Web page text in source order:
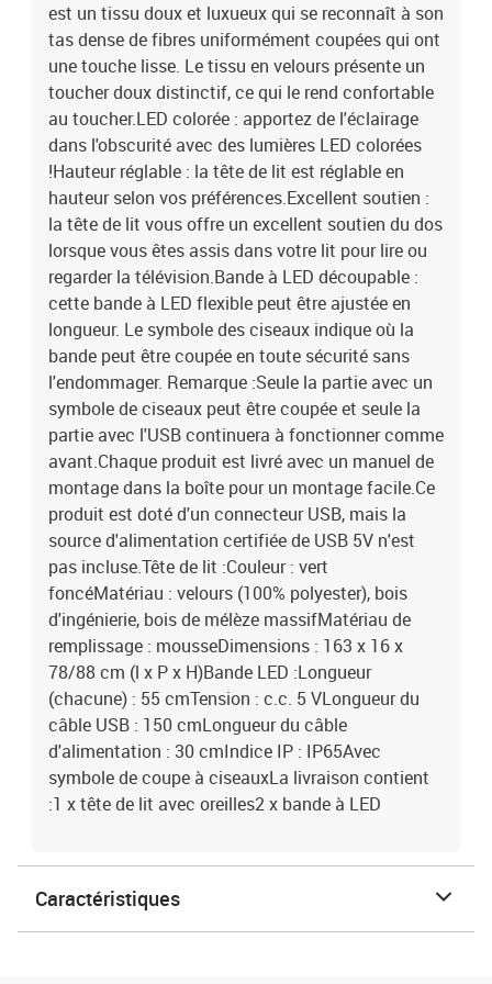
est un tissu doux et luxueux qui se reconnaît à son
tas dense de fibres uniformément coupées qui ont
une touche lisse. Le tissu en velours présente un
toucher doux distinctif, ce qui le rend confortable
au toucher.LED colorée : apportez de l'éclairage
dans l'obscurité avec des lumières LED colorées
!Hauteur réglable : la tête de lit est réglable en
hauteur selon vos préférences.Excellent soutien :
la tête de lit vous offre un excellent soutien du dos
lorsque vous êtes assis dans votre lit pour lire ou
regarder la télévision.Bande à LED découpable :
cette bande à LED flexible peut être ajustée en
longueur. Le symbole des ciseaux indique où la
bande peut être coupée en toute sécurité sans
l'endommager. Remarque :Seule la partie avec un
symbole de ciseaux peut être coupée et seule la
partie avec l'USB continuera à fonctionner comme
avant.Chaque produit est livré avec un manuel de
montage dans la boîte pour un montage facile.Ce
produit est doté d'un connecteur USB, mais la
source d'alimentation certifiée de USB 5V n'est
pas incluse.Tête de lit :Couleur : vert
foncéMatériau : velours (100% polyester), bois
d'ingénierie, bois de mélèze massifMatériau de
remplissage : mousseDimensions : 163 x 16 x
78/88 cm (l x P x H)Bande LED :Longueur
(chacune) : 55 cmTension : c.c. 5 VLongueur du
câble USB : 150 cmLongueur du câble
d'alimentation : 30 cmIndice IP : IP65Avec
symbole de coupe à ciseauxLa livraison contient
:1 x tête de lit avec oreilles2 x bande à LED
Caractéristiques